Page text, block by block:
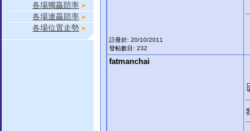
各場獨贏賠率
各場連贏賠率
各場位置走勢
註冊於: 20/10/2011
發帖數目: 232
fatmanchai